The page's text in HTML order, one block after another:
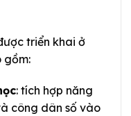
triển khai ở
gồm:
: tích hợp năng
công dân số vào